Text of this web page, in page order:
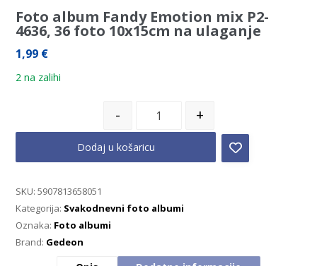
Foto album Fandy Emotion mix P2-
4636, 36 foto 10x15cm na ulaganje
1,99 €
2 na zalihi
- +
Dodaj u košaricu
SKU:5907813658051
Kategorija: Svakodnevni foto albumi
Oznaka: Foto albumi
Brand: Gedeon